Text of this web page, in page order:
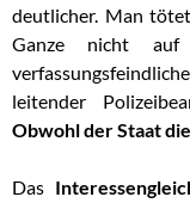
deutlicher. Man
Ganze nicht auf
leitender
Obwohl der Staat
Das